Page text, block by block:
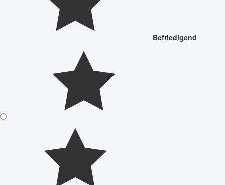
Befriedigend